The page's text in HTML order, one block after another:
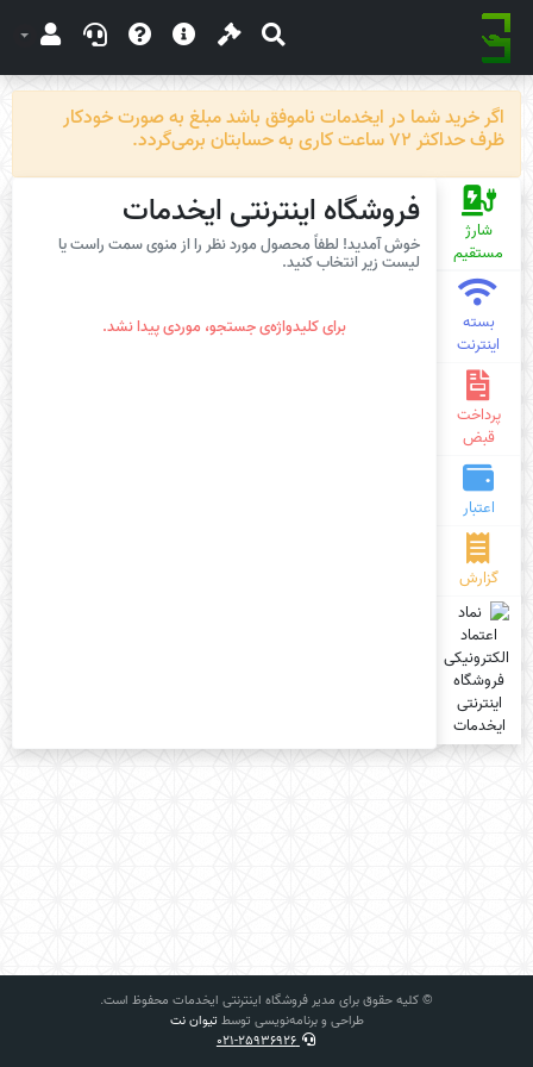
اگر خرید شما در ایخدمات ناموفق باشد مبلغ به صورت خودکار
ظرف حداکثر 72 ساعت کاری به حسابتان برمی‌گردد.
شارژ
مستقیم
بسته
اینترنت
پرداخت
قبض
اعتبار
گزارش
فروشگاه اینترنتی ایخدمات
خوش آمدید! لطفاً محصول مورد نظر را از منوی سمت راست یا
لیست زیر انتخاب کنید.
برای کلیدواژه‌ی جستجو، موردی پیدا نشد.
© کلیه حقوق برای مدیر فروشگاه اینترنتی ایخدمات محفوظ است.
طراحی و برنامه‌نویسی توسط تیوان نت
021-25936926